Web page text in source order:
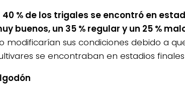
40 % de los trigales se encontró en
buenos, un 35 % regular y un 25 %
modificarían sus condiciones debido a
se encontraban en estadios